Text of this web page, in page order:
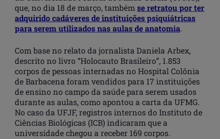
que, no dia 18 de março, também se retratou por ter
adquirido cadáveres de instituições psiquiátricas
para serem utilizados nas aulas de anatomia.
Com base no relato da jornalista Daniela Arbex,
descrito no livro “Holocauto Brasileiro”, 1.853
corpos de pessoas internadas no Hospital Colônia
de Barbacena foram vendidos para 17 instituições
de ensino no campo da saúde para serem usados
durante as aulas, como apontou a carta da UFMG.
No caso da UFJF, registros internos do Instituto de
Ciências Biológicas (ICB) indicaram que a
universidade chegou a receber 169 corpos.